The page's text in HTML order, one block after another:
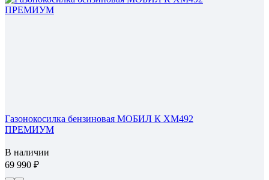
Газонокосилка бензиновая МОБИЛ К XM492
ПРЕМИУМ
В наличии
69 990